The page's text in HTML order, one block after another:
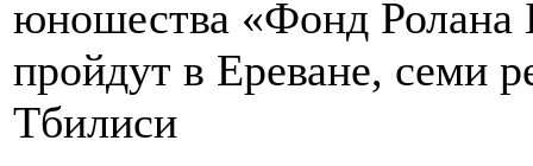
юношества «Фонд Ролана
пройдут в Ереване, семи
Тбилиси